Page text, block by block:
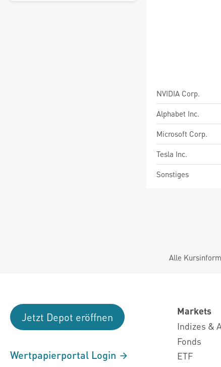
NVIDIA Corp.
Alphabet Inc.
Microsoft Corp.
Tesla Inc.
Sonstiges
Alle
Jetzt Depot eröffnen
Wertpapierportal Login
Markets
Indizes &
Fonds
ETF